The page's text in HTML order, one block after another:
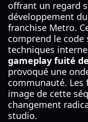
offrant un regard
développement
franchise Metro.
comprend le code
techniques
gameplay fuité
provoqué une
communauté. Les
image de cette
changement
studio.